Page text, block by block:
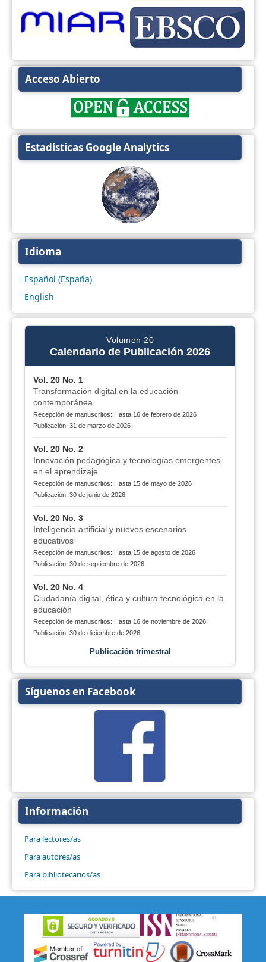
Acceso Abierto
Estadísticas Google Analytics
Idioma
Español (España)
English
Volumen 20
Calendario de Publicación 2026
Vol. 20 No. 1
Transformación digital en la educación
contemporánea
Recepción de manuscritos: Hasta 16 de febrero de 2026
Publicación: 31 de marzo de 2026
Vol. 20 No. 2
Innovación pedagógica y tecnologías emergentes
en el aprendizaje
Recepción de manuscritos: Hasta 15 de mayo de 2026
Publicación: 30 de junio de 2026
Vol. 20 No. 3
Inteligencia artificial y nuevos escenarios
educativos
Recepción de manuscritos: Hasta 15 de agosto de 2026
Publicación: 30 de septiembre de 2026
Vol. 20 No. 4
Ciudadanía digital, ética y cultura tecnológica en la
educación
Recepción de manuscritos: Hasta 16 de noviembre de 2026
Publicación: 30 de diciembre de 2026
Publicación trimestral
Síguenos en Facebook
Información
Para lectores/as
Para autores/as
Para bibliotecarios/as